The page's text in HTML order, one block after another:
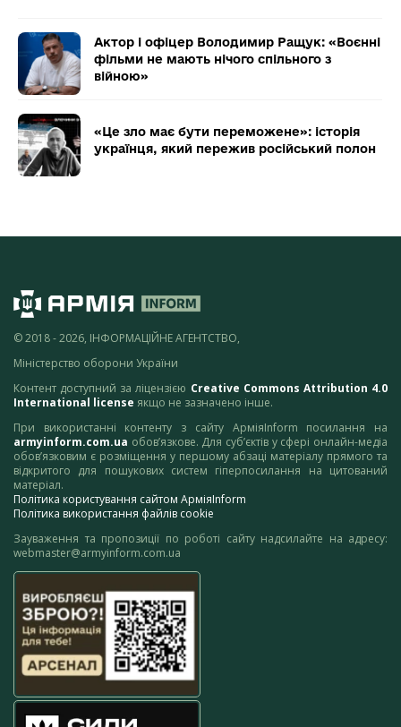
Актор і офіцер Володимир Ращук: «Воєнні
фільми не мають нічого спільного з
війною»
«Це зло має бути переможене»: історія
українця, який пережив російський полон
© 2018 - 2026, ІНФОРМАЦІЙНЕ АГЕНТСТВО,
Міністерство оборони України
Контент доступний за ліцензією Creative Commons Attribution 4.0
International license якщо не зазначено інше.
При використанні контенту з сайту АрміяInform посилання на
armyinform.com.ua обов’язкове. Для суб’єктів у сфері онлайн-медіа
обов’язковим є розміщення у першому абзаці матеріалу прямого та
відкритого для пошукових систем гіперпосилання на цитований
матеріал.
Політика користування сайтом АрміяInform
Політика використання файлів cookie
Зауваження та пропозиції по роботі сайту надсилайте на адресу:
webmaster@armyinform.com.ua